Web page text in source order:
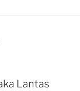
Lantas